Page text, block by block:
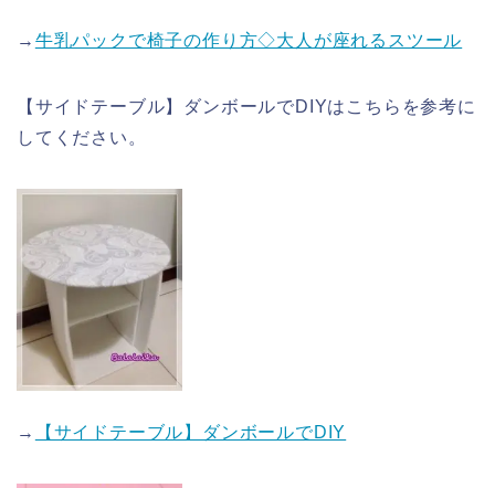
→ 牛乳パックで椅子の作り方◇大人が座れるスツール
【サイドテーブル】ダンボールでDIYはこちらを参考に
してください。
→ 【サイドテーブル】ダンボールでDIY